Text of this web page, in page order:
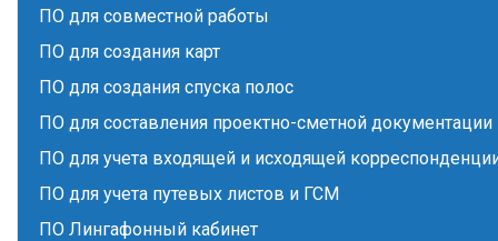
ПО для совместной работы
ПО для создания карт
ПО для создания спуска полос
ПО для составления проектно-сметной документации
ПО для учета входящей и исходящей
ПО для учета путевых листов и ГСМ
ПО Лингафонный кабинет